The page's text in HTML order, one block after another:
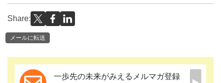
Share:
メールに転送
一歩先の未来がみえるメルマガ登録